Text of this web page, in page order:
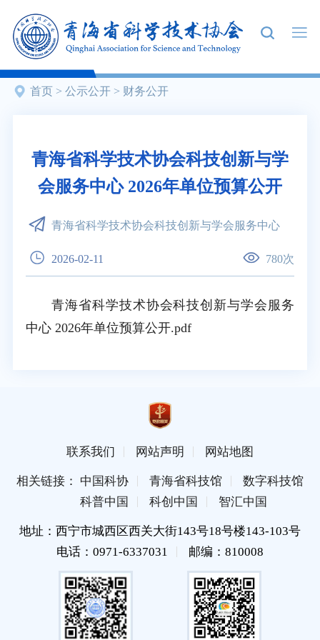
首页 > 公示公开> 财务公开
青海省科学技术协会科技创新与学
会服务中心 2026年单位预算公开
青海省科学技术协会科技创新与学会服务中心
2026-02-11 780次
青海省科学技术协会科技创新与学会服务
中心 2026年单位预算公开.pdf
联系我们 网站声明 网站地图
相关链接： 中国科协 青海省科技馆
数字科技馆
科普中国
科创中国 智汇中国
地址：西宁市城西区西关大街143号18号楼143-103号
电话：0971-6337031
邮编：810008